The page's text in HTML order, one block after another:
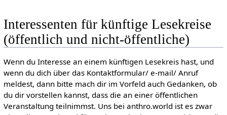
Interessenten für künftige Lesekreise
(öffentlich und nicht-öffentliche)
Wenn du Interesse an einem künftigen Lesekreis hast, und
wenn du dich über das Kontaktformular/ e-mail/ Anruf
meldest, dann bitte mach dir im Vorfeld auch Gedanken, ob
du dir vorstellen kannst, dass die an einer öffentlichen
Veranstaltung teilnimmst. Uns bei anthro.world ist es zwar